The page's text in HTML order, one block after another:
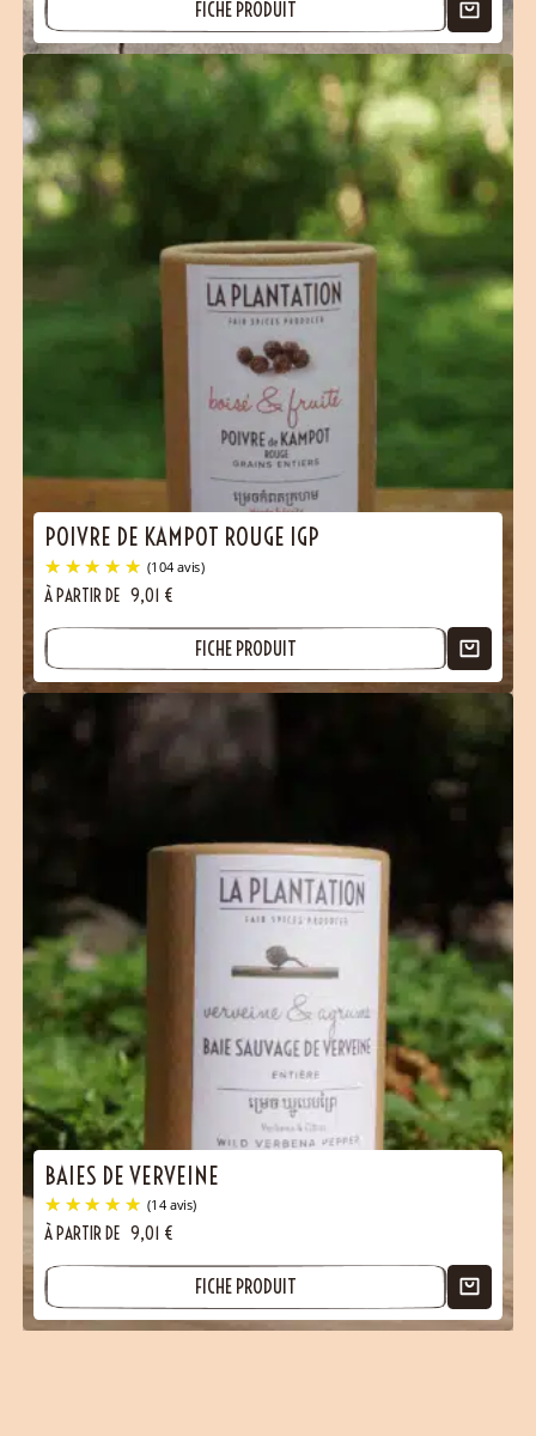
(3 avis)
FICHE PRODUIT
POIVRE DE KAMPOT ROUGE IGP
À PARTIR DE 9,01 €
FICHE PRODUIT
BAIES DE VERVEINE
À PARTIR DE 9,01 €
FICHE PRODUIT